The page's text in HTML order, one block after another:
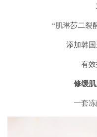
“肌琳莎二裂
添加韩
有效
修缓
一套冻